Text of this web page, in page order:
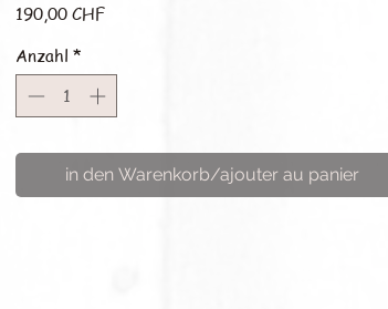
190,00 CHFPreis
Anzahl *
in den Warenkorb/ajouter au panier